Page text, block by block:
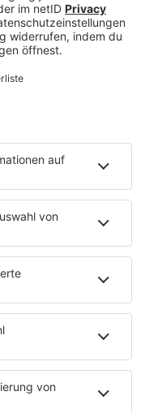
du hast Einfluss
Entwicklung.
oder helfen sie
im
als Urteil
wichtig ist.
nehme ernst,
und ich brauche